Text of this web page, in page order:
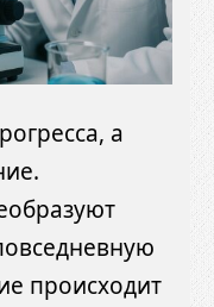
а
происходит